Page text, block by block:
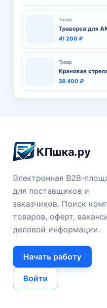
Товар
Траверса для
41 200 ₽
Товар
Крановая
38 400 ₽
Навигация и
КПшка.ру
Электронная B2B-
для поставщиков и
заказчиков. Поиск
товаров, оферт,
деловой информации.
Начать работу
Войти